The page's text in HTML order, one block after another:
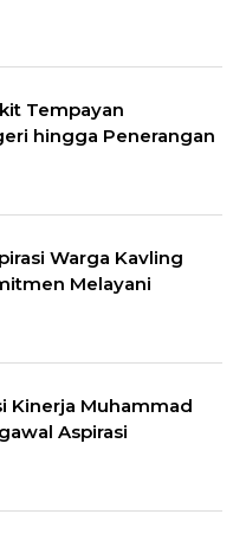
Tempayan
hingga Penerangan
Warga Kavling
Melayani
Kinerja Muhammad
Aspirasi